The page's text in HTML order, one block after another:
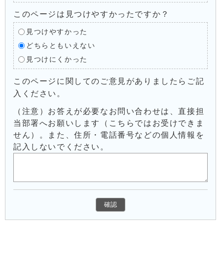
このページは見つけやすかったですか？
見つけやすかった
どちらともいえない
見つけにくかった
このページに関してのご意見がありましたらご記
入ください。
（注意）お答えが必要なお問い合わせは、直接担
当部署へお願いします（こちらではお受けできま
せん）。また、住所・電話番号などの個人情報を
記入しないでください。